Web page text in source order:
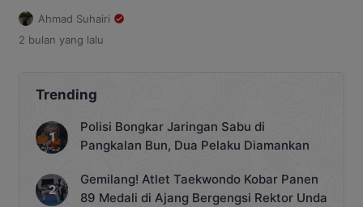
Kalimantan Tengah (Kalteng), menyita
perhatian masyarakat usai video
perjuangannya untuk tetap bersekolah
@ceni_fernando24 pada Jumat, 29 Mei
2026, terlihat seorang anak tinggal
bersama keluarganya di rumah
sederhana di kawasan Jalan Kapuas
Seberang, Kelurahan Sei Pasah,
Ahmad Suhairi
2 bulan yang lalu
Trending
Polisi Bongkar Jaringan Sabu di
Pangkalan Bun, Dua Pelaku Diamankan
Gemilang! Atlet Taekwondo Kobar Panen
89 Medali di Ajang Bergengsi Rektor Unda